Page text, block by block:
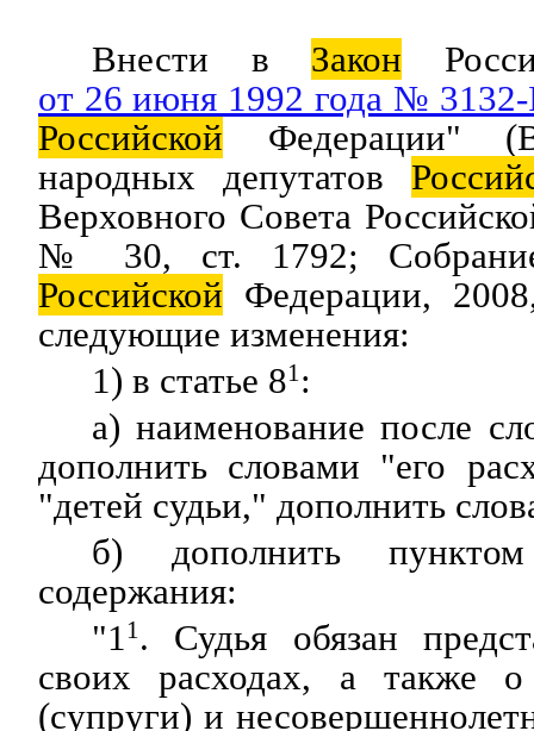
Внести в Закон
от 26 июня 1992 года №
Российской Федерации"
народных депутатов
Верховного Совета
№ 30, ст. 1792; Собрание
Российской Федерации,
следующие изменения:
1) в статье 81 :
а) наименование после
дополнить словами "его
"детей судьи," дополнить
б) дополнить
содержания:
"11 . Судья обязан
своих расходах, а также о
(супруги) и